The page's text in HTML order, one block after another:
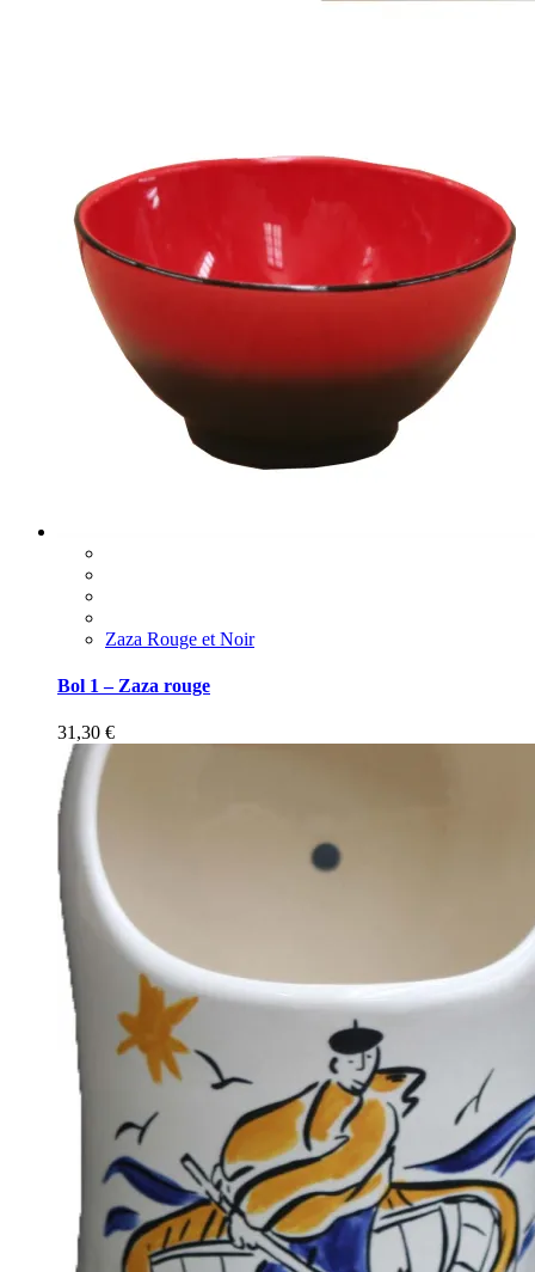
Zaza Rouge et Noir
Bol 1 – Zaza rouge
31,30 €